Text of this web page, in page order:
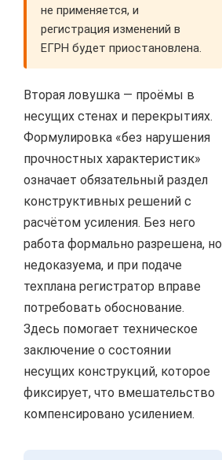
не применяется, и
регистрация изменений в
ЕГРН будет приостановлена.
Вторая ловушка — проёмы в
несущих стенах и перекрытиях.
Формулировка «без нарушения
прочностных характеристик»
означает обязательный раздел
конструктивных решений с
расчётом усиления. Без него
работа формально разрешена, но
недоказуема, и при подаче
техплана регистратор вправе
потребовать обоснование.
Здесь помогает техническое
заключение о состоянии
несущих конструкций, которое
фиксирует, что вмешательство
компенсировано усилением.